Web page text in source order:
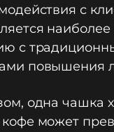
с
с
повышения
одна чашка
может